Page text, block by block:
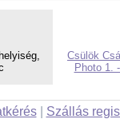
Csülök
Photo 1.
| Szállás